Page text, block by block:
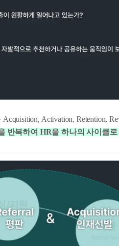
Activation, Retention,
반복하여 HR을 하나의 사이클